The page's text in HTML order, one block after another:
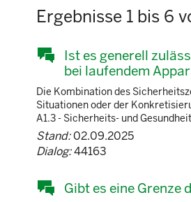
Ergebnisse 1 bis 6
Ist es generell
bei laufendem
Die Kombination des
Situationen oder der
A1.3 - Sicherheits- und
Stand:02.09.2025
Dialog:44163
Gibt es eine